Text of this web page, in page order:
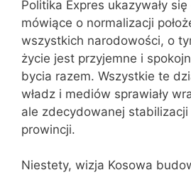
Politika Expres ukazywały
mówiące o normalizacji
wszystkich narodowości, o
życie jest przyjemne i
bycia razem. Wszystkie te
władz i mediów sprawiały
ale zdecydowanej
prowincji.
Niestety, wizja Kosowa